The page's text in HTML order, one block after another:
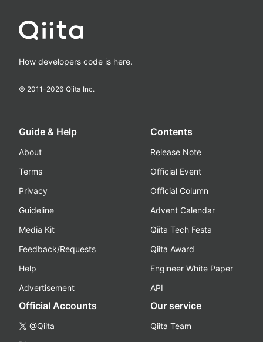
How developers code is here.
© 2011-2026 Qiita Inc.
Guide & Help
About
Terms
Privacy
Guideline
Media Kit
Feedback/Requests
Help
Advertisement
Contents
Release Note
Official Event
Official Column
Advent Calendar
Qiita Tech Festa
Qiita Award
Engineer White Paper
API
Official Accounts
@Qiita
Our service
Qiita Team